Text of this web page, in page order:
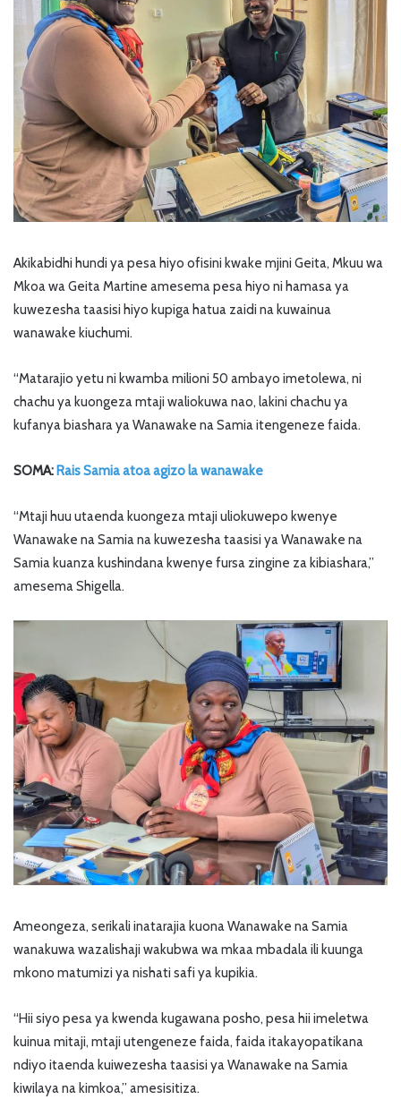
Akikabidhi hundi ya pesa hiyo ofisini kwake mjini Geita, Mkuu wa
Mkoa wa Geita Martine amesema pesa hiyo ni hamasa ya
kuwezesha taasisi hiyo kupiga hatua zaidi na kuwainua
wanawake kiuchumi.
“Matarajio yetu ni kwamba milioni 50 ambayo imetolewa, ni
chachu ya kuongeza mtaji waliokuwa nao, lakini chachu ya
kufanya biashara ya Wanawake na Samia itengeneze faida.
SOMA: Rais Samia atoa agizo la wanawake
“Mtaji huu utaenda kuongeza mtaji uliokuwepo kwenye
Wanawake na Samia na kuwezesha taasisi ya Wanawake na
Samia kuanza kushindana kwenye fursa zingine za kibiashara,”
amesema Shigella.
Ameongeza, serikali inatarajia kuona Wanawake na Samia
wanakuwa wazalishaji wakubwa wa mkaa mbadala ili kuunga
mkono matumizi ya nishati safi ya kupikia.
“Hii siyo pesa ya kwenda kugawana posho, pesa hii imeletwa
kuinua mitaji, mtaji utengeneze faida, faida itakayopatikana
ndiyo itaenda kuiwezesha taasisi ya Wanawake na Samia
kiwilaya na kimkoa,” amesisitiza.